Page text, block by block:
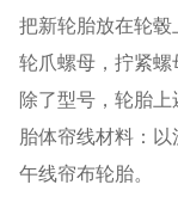
把新轮胎放在轮
轮爪螺母，拧紧螺
除了型号，轮胎上
胎体帘线材料：
午线帘布轮胎。